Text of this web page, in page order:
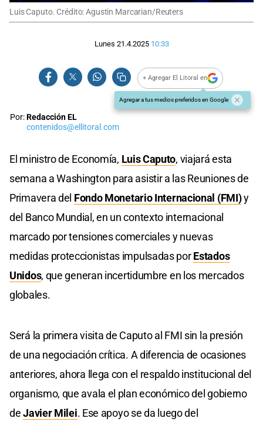
Luis Caputo. Crédito: Agustin Marcarian/Reuters
Lunes 21.4.2025 10:33
+ Agregar El Litoral en
Agregar a tus medios preferidos en Google
Por:Redacción EL
contenidos@ellitoral.com
El ministro de Economía, Luis Caputo, viajará esta
semana a Washington para asistir a las Reuniones de
Primavera del Fondo Monetario Internacional (FMI)y
del Banco Mundial, en un contexto internacional
marcado por tensiones comerciales y nuevas
medidas proteccionistas impulsadas porEstados
Unidos, que generan incertidumbre en los mercados
globales.
Será la primera visita de Caputo al FMI sin la presión
de una negociación crítica. A diferencia de ocasiones
anteriores, ahora llega con el respaldo institucional del
organismo, que avala el plan económico del gobierno
deJavier Milei. Ese apoyo se da luego del